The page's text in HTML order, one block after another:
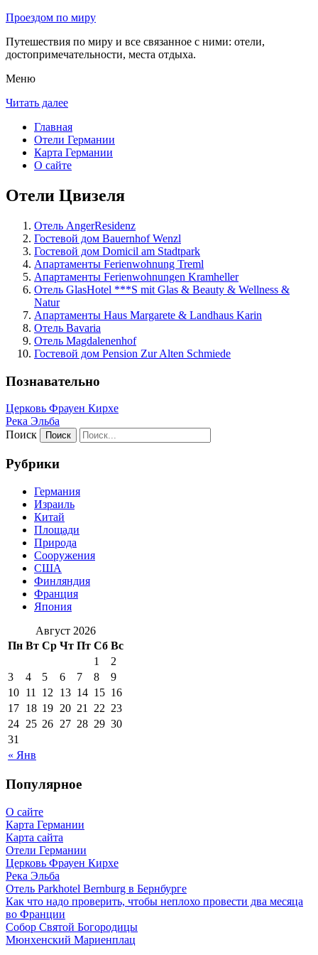
Проездом по миру
Путешествия по миру и все связанное с ними: отели,
достопримечательности, места отдыха.
Меню
Читать далее
Главная
Отели Германии
Карта Германии
О сайте
Отели Цвизеля
Отель AngerResidenz
Гостевой дом Bauernhof Wenzl
Гостевой дом Domicil am Stadtpark
Апартаменты Ferienwohnung Treml
Апартаменты Ferienwohnungen Kramheller
Отель GlasHotel ***S mit Glas & Beauty & Wellness &
Natur
Апартаменты Haus Margarete & Landhaus Karin
Отель Bavaria
Отель Magdalenenhof
Гостевой дом Pension Zur Alten Schmiede
Познавательно
Церковь Фрауен Кирхе
Река Эльба
Поиск
Рубрики
Германия
Израиль
Китай
Площади
Природа
Сооружения
США
Финляндия
Франция
Япония
Август 2026
Пн Вт Ср Чт Пт Сб Вс
« Янв
1
2
3
4 5 6 7 8
9
10 11 12 13 14 15 16
17 18 19 20 21 22 23
24 25 26 27 28 29 30
31
Популярное
О сайте
Карта Германии
Карта сайта
Отели Германии
Церковь Фрауен Кирхе
Река Эльба
Отель Parkhotel Bernburg в Бернбурге
Как что надо проверить, чтобы неплохо провести два месяца
во Франции
Собор Святой Богородицы
Мюнхенский Мариенплац